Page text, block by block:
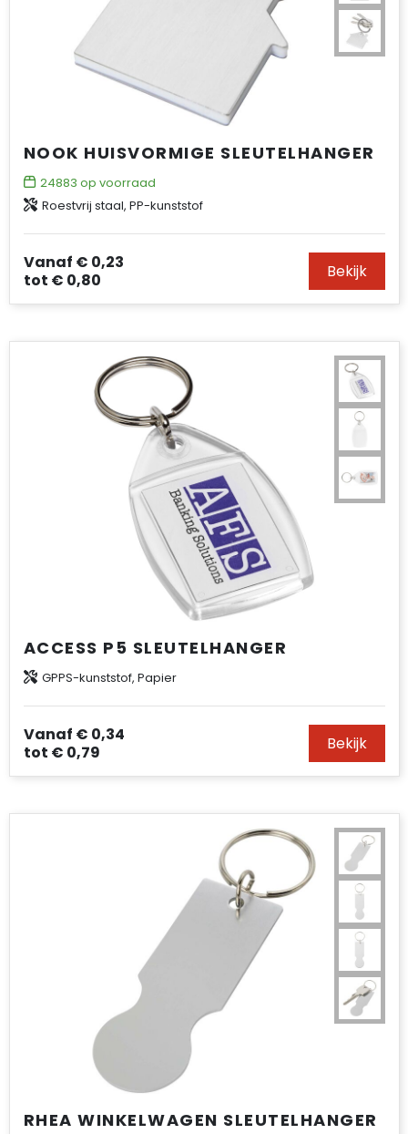
NOOK HUISVORMIGE SLEUTELHANGER
24883 op voorraad
Roestvrij staal, PP-kunststof
Vanaf € 0,23
tot € 0,80 Bekijk
ACCESS P5 SLEUTELHANGER
GPPS-kunststof, Papier
Vanaf € 0,34
tot € 0,79 Bekijk
RHEA WINKELWAGEN SLEUTELHANGER